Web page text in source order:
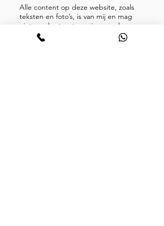
Alle content op deze website, zoals
teksten en foto’s, is van mij en mag
niet zonder toestemming worden
gebruikt.